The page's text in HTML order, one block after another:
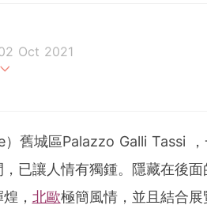
Oct 2021
舊城區Palazzo Galli Tassi
已讓人情有獨鍾。隱藏在後
， 北歐極簡風情，並且結合